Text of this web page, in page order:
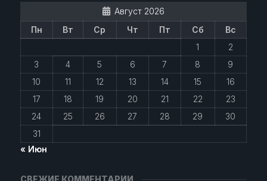
Август 2026
Пн
Вт Ср Чт Пт Сб
Вс
1
2
3
4 5 6 7 8
9
10
11 12 13 14 15
16
17
18 19 20 21 22
23
24
25 26 27 28 29
30
31
« Июн
СВЕЖИЕ КОММЕНТАРИИ